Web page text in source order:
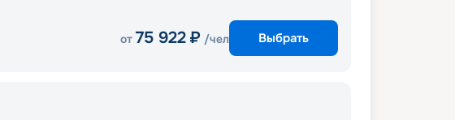
от 75 922 ₽ /чел Выбрать